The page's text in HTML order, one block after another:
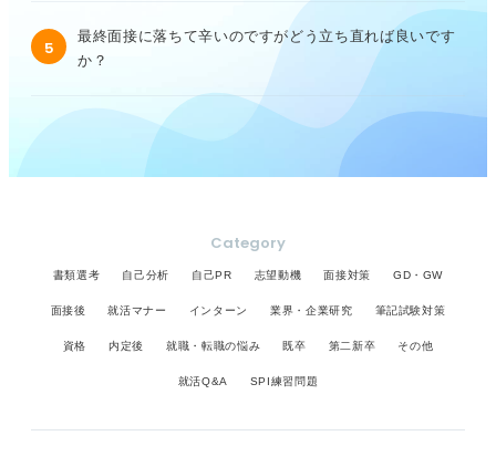
5
最終面接に落ちて辛いのですがどう立ち直れば良いです
か？
Category
書類選考 自己分析 自己PR 志望動機 面接対策 GD・GW
面接後 就活マナー インターン 業界・企業研究 筆記試験対策
資格 内定後 就職・転職の悩み 既卒 第二新卒 その他
就活Q&A SPI練習問題